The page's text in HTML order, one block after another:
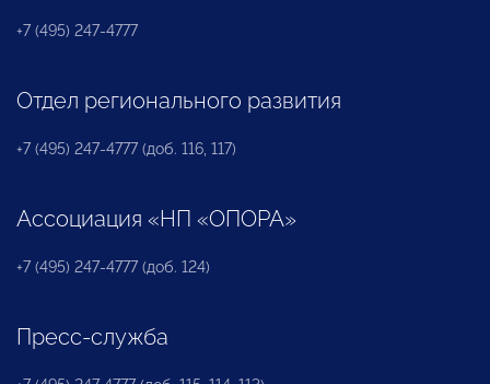
+7 (495) 247-4777
Отдел регионального развития
+7 (495) 247-4777 (доб. 116, 117)
Ассоциация «НП «ОПОРА»
+7 (495) 247-4777 (доб. 124)
Пресс-служба